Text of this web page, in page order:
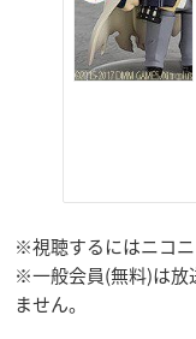
※視聴するにはニコニ
※一般会員(無料)は放
ません。